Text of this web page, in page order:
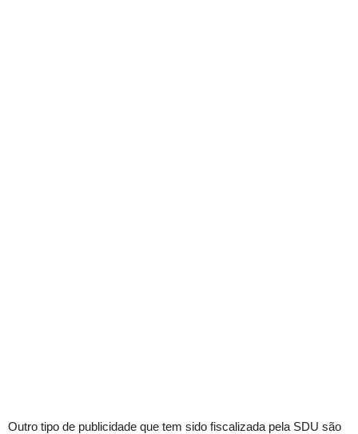
Outro tipo de publicidade que tem sido fiscalizada pela SDU são